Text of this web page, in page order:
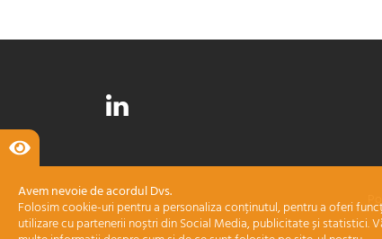
Avem nevoie de acordul Dvs.
Folosim cookie-uri pentru a personaliza conținutul, pentru a oferi
utilizare cu partenerii noștri din Social Media, publicitate și statistici.